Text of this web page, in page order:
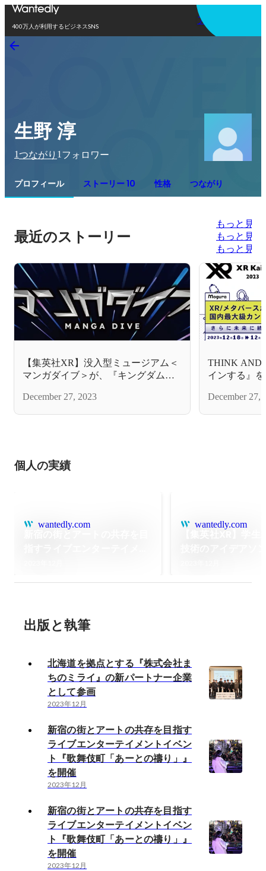
400万人が利用するビジネスSNS
アプリを使う
生野 淳
1つながり 1 フォロワー
プロフィール ストーリー 10 性格 つながり
最近のストーリー
もっと見る
もっと見る
もっと見る
【集英社XR】没⼊型ミュージアム＜
マンガダイブ＞が、『キングダム』
を過去最⼤規模で連続開催！
December 27, 2023
THINK AND
インする』
December 27,
個人の実績
wantedly.com wantedly.com
出版と執筆
北海道を拠点とする『株式会社ま
ちのミライ』の新パートナー企業
として参画
2023年12月
新宿の街とアートの共存を目指す
ライブエンターテイメントイベン
ト『歌舞伎町「あーとの禱り」』
を開催
2023年12月
新宿の街とアートの共存を目指す
ライブエンターテイメントイベン
ト『歌舞伎町「あーとの禱り」』
を開催
2023年12月